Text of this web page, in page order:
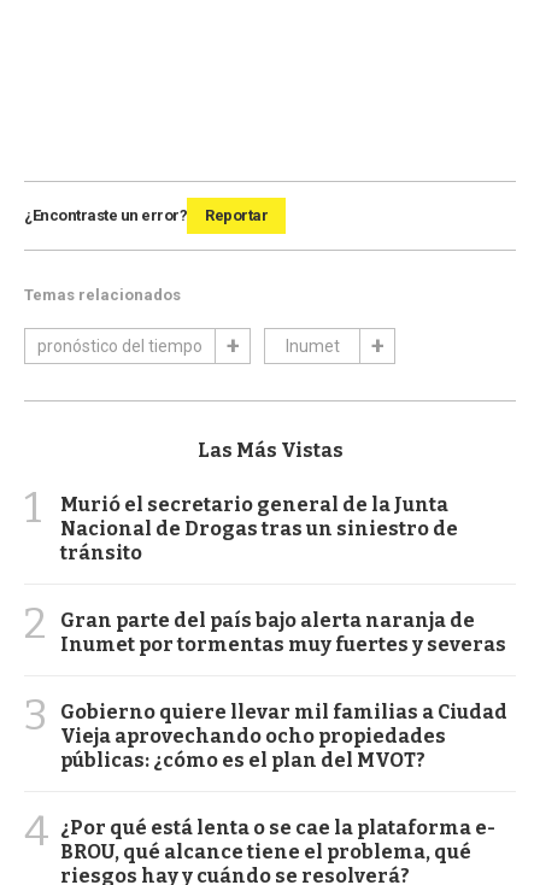
¿Encontraste un error? Reportar
Temas relacionados
pronóstico del tiempo Inumet
Las Más Vistas
1
Murió el secretario general de la Junta
Nacional de Drogas tras un siniestro de
tránsito
2
Gran parte del país bajo alerta naranja de
Inumet por tormentas muy fuertes y severas
3
Gobierno quiere llevar mil familias a Ciudad
Vieja aprovechando ocho propiedades
públicas: ¿cómo es el plan del MVOT?
4 ¿Por qué está lenta o se cae la plataforma e-
BROU, qué alcance tiene el problema, qué
riesgos hay y cuándo se resolverá?